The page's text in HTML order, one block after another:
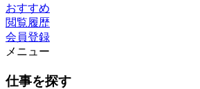
おすすめ
閲覧履歴
会員登録
メニュー
仕事を探す